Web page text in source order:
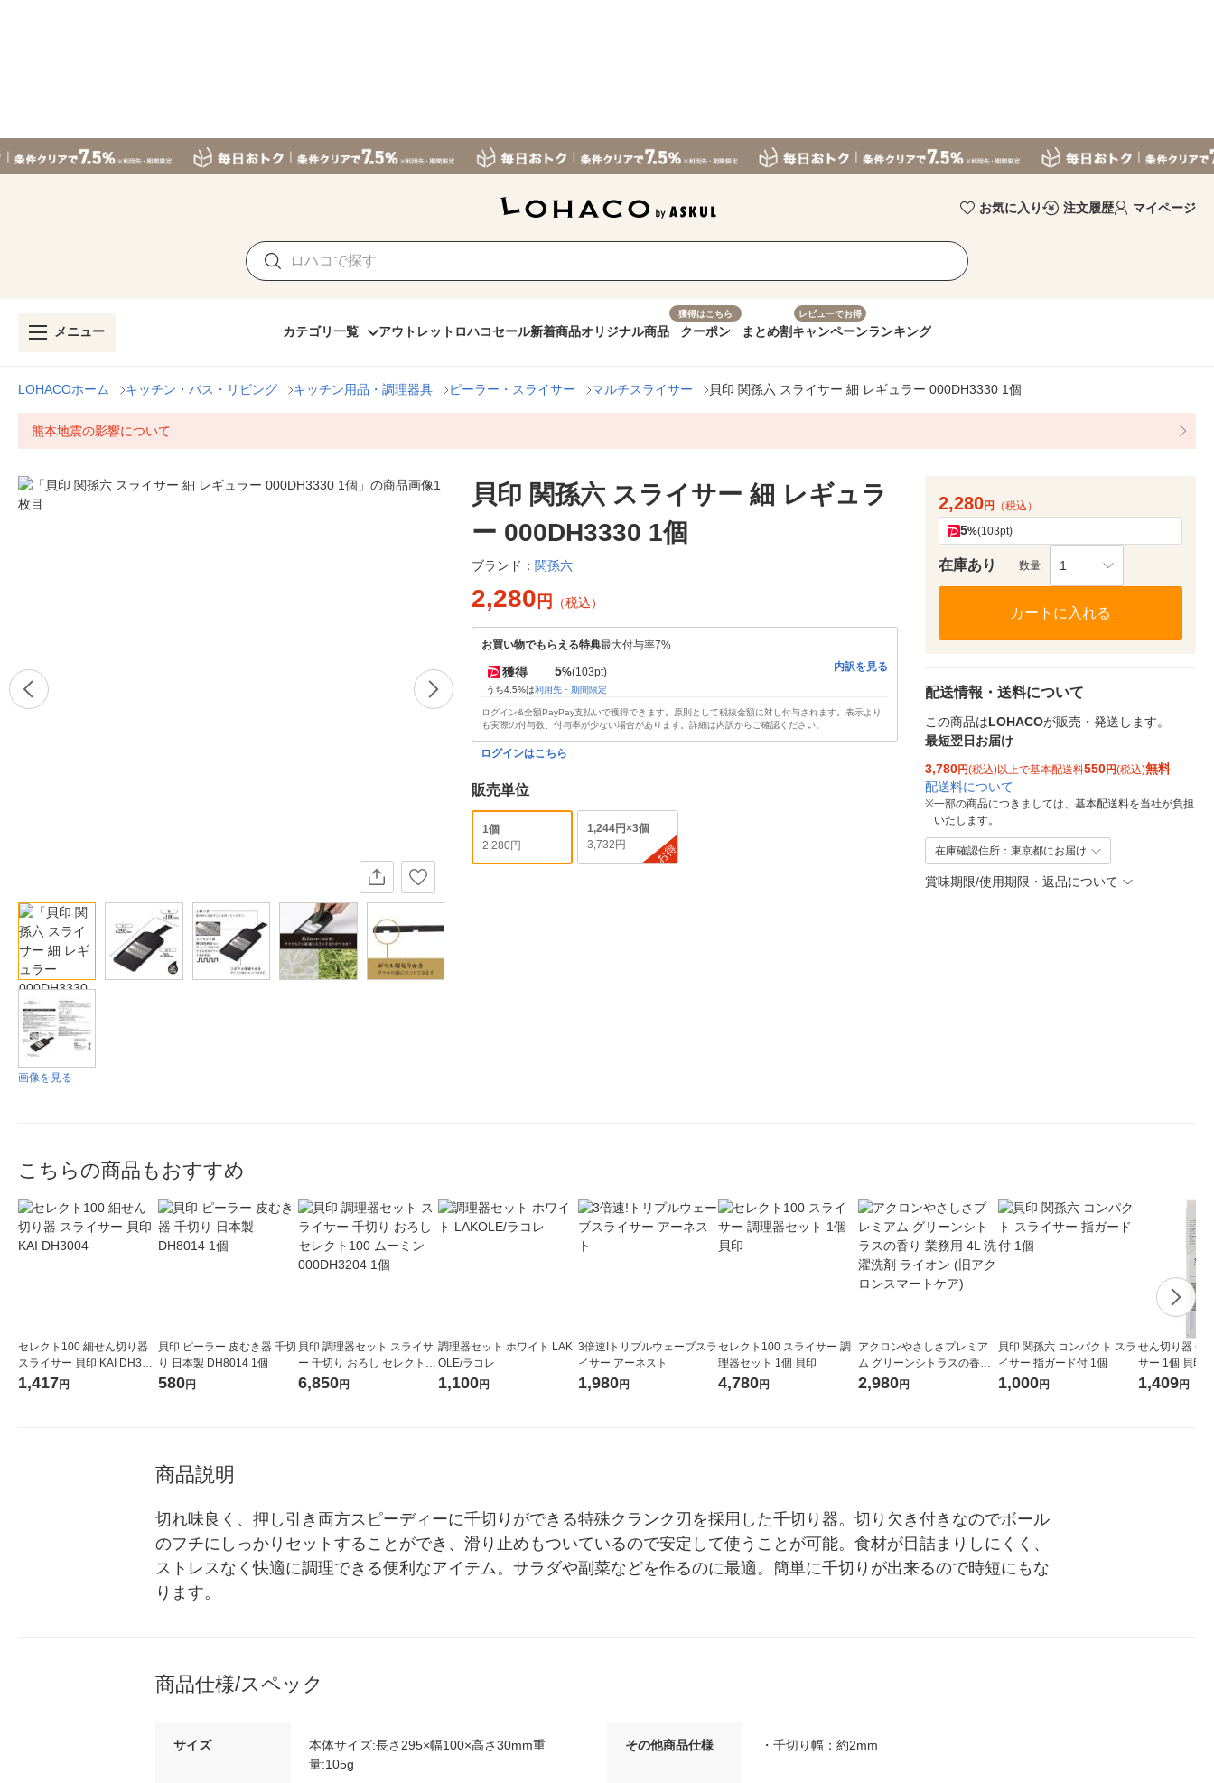
お気に入り 注文履歴 マイページ
メニュー カテゴリ一覧 アウトレット ロハコセール新着商品オリジナル商品
獲得はこちら
クーポン まとめ割
レビューでお得
キャンペーンランキング
LOHACOホーム キッチン・バス・リビング キッチン用品・調理器具 ピーラー・スライサー マルチスライサー 貝印 関孫六 スライサー 細 レギュラー 000DH3330 1個
熊本地震の影響について
画像を見る
貝印 関孫六 スライサー 細 レギュラ
ー 000DH3330 1個
ブランド： 関孫六
2,280 円 （税込）
お買い物でもらえる特典最大付与率7%
獲得 5%(103pt)
うち4.5%は利用先・期間限定
内訳を見る
ログイン&全額PayPay支払いで獲得できます。原則として税抜金額に対し付与されます。表示より
も実際の付与数、付与率が少ない場合があります。詳細は内訳からご確認ください。
ログインはこちら
販売単位
1個
2,280円
1,244円×3個
3,732円
お得
2,280円 （税込）
5%(103pt)
在庫あり 数量 1
カートに入れる
配送情報・送料について
この商品はLOHACOが販売・発送します。
最短翌日お届け
3,780円(税込)以上で基本配送料550円(税込)無料
配送料について
※一部の商品につきましては、基本配送料を当社が負担
いたします。
在庫確認住所：東京都にお届け
賞味期限/使用期限・返品について
こちらの商品もおすすめ
セレクト100 細せん切り器
スライサー 貝印 KAI DH300
4
1,417円
貝印 ピーラー 皮むき器 千切
り 日本製 DH8014 1個
580円
貝印 調理器セット スライサ
ー 千切り おろし セレクト10
0 ムーミン 000DH3204 1個
6,850円
調理器セット ホワイト LAK
OLE/ラコレ
1,100円
3倍速!トリプルウェーブスラ
イサー アーネスト
1,980円
セレクト100 スライサー 調
理器セット 1個 貝印
4,780円
アクロンやさしさプレミア
ム グリーンシトラスの香り
業務用 4L 洗濯洗剤 ライオン
(旧アクロンスマートケア)
2,980円
貝印 関孫六 コンパクト スラ
イサー 指ガード付 1個
1,000円
せん切り器 せ
サー 1個 貝印
CT 100
1,409円
商品説明
切れ味良く、押し引き両方スピーディーに千切りができる特殊クランク刃を採用した千切り器。切り欠き付きなのでボール
のフチにしっかりセットすることができ、滑り止めもついているので安定して使うことが可能。食材が目詰まりしにくく、
ストレスなく快適に調理できる便利なアイテム。サラダや副菜などを作るのに最適。簡単に千切りが出来るので時短にもな
ります。
商品仕様/スペック
サイズ
本体サイズ:長さ295×幅100×高さ30mm重
量:105g
その他商品仕様 ・千切り幅：約2mm